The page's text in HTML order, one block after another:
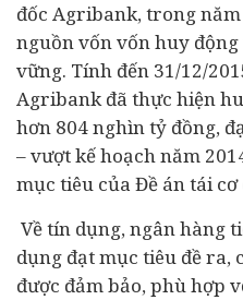
đốc Agribank, trong
nguồn vốn vốn huy
vững. Tính đến 31/12/
Agribank đã thực hiện
hơn 804 nghìn tỷ đồng,
– vượt kế hoạch năm
mục tiêu của Đề án tái cơ
Về tín dụng,ngân hàng
dụng đạt mục tiêu đề
được đảm bảo, phù hợp